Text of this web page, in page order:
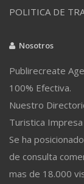
POLITICA DE
Nosotros
Publirecreate
100% Efectiva.
Nuestro
Turistica
Se ha
de consulta
mas de 18.000